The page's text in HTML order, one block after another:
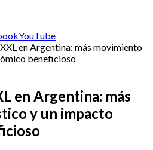
YouTube
en Argentina: más movimiento
beneficioso
en Argentina: más
y un impacto